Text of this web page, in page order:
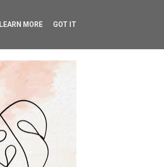
LEARN MORE GOT IT